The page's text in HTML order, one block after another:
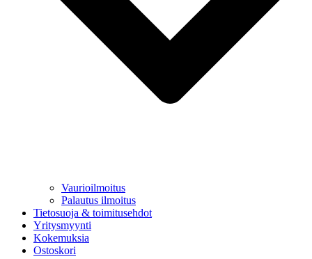
Vaurioilmoitus
Palautus ilmoitus
Tietosuoja & toimitusehdot
Yritysmyynti
Kokemuksia
Ostoskori